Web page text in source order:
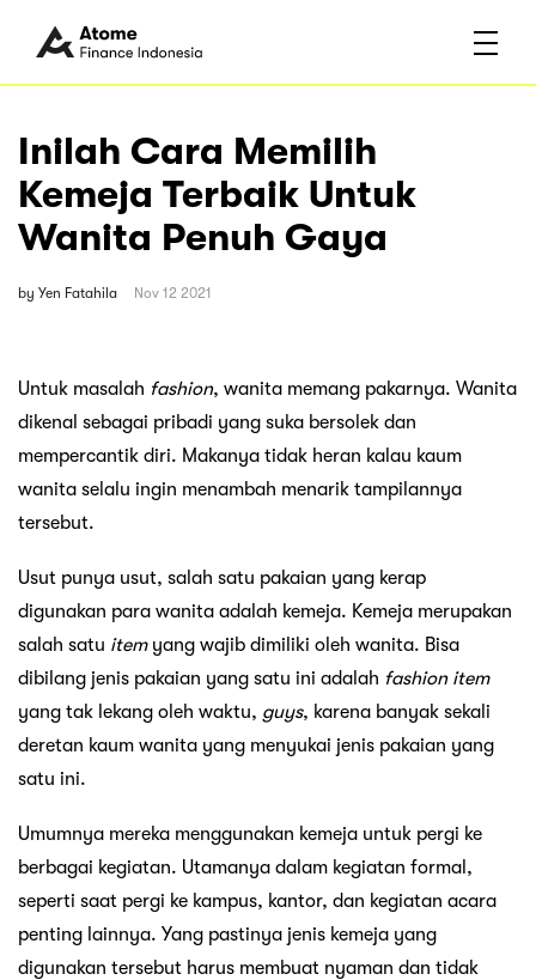
Inilah Cara Memilih
Kemeja Terbaik Untuk
Wanita Penuh Gaya
by Yen Fatahila Nov 12 2021
Untuk masalah fashion, wanita memang pakarnya. Wanita
dikenal sebagai pribadi yang suka bersolek dan
mempercantik diri. Makanya tidak heran kalau kaum
wanita selalu ingin menambah menarik tampilannya
tersebut.
Usut punya usut, salah satu pakaian yang kerap
digunakan para wanita adalah kemeja. Kemeja merupakan
salah satu itemyang wajib dimiliki oleh wanita. Bisa
dibilang jenis pakaian yang satu ini adalah fashion item
yang tak lekang oleh waktu, guys, karena banyak sekali
deretan kaum wanita yang menyukai jenis pakaian yang
satu ini.
Umumnya mereka menggunakan kemeja untuk pergi ke
berbagai kegiatan. Utamanya dalam kegiatan formal,
seperti saat pergi ke kampus, kantor, dan kegiatan acara
penting lainnya. Yang pastinya jenis kemeja yang
digunakan tersebut harus membuat nyaman dan tidak